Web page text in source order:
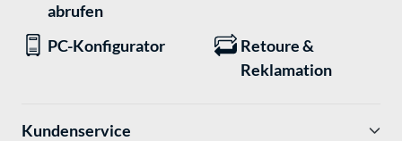
abrufen
PC-Konfigurator
Retoure &
Reklamation
Kundenservice